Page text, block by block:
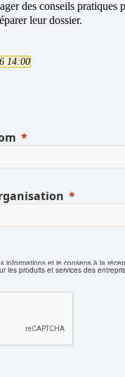
des conseils pratiques
leur dossier.
14:00
informations et je consens à la
les produits et services des